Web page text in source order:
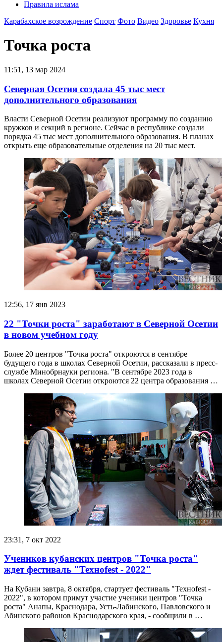
Правила ислама
Карабахское возрождение Спорт Фото Видео Здоровье Кухня
Точка роста
11:51, 13 мар 2024
Северная Осетия создала 45 тыс мест
дополнительного образования
Власти Северной Осетии реализуют программу по созданию
кружков и секций в регионе. Сейчас в республике создали
порядка 45 тыс мест дополнительного образования. В планах
открыть еще образовательные отделения на 20 тыс мест.
12:56, 17 янв 2023
22 "Точки роста" заработают в Северной Осетии
в новом учебном году
Более 20 центров "Точка роста" откроются в сентябре
будущего года в школах Северной Осетии, рассказали в пресс-
службе Минобрнауки региона. "В сентябре 2023 года в
школах Северной Осетии откроются 22 центра образования …
23:31, 7 окт 2022
Учеников кубанских центров "Точка роста"
ждет фестиваль "Техноfest - 2022"
На Кубани завтра, 8 октября, стартует фестиваль "Техноfest -
2022", в котором примут участие ученики центров "Точка
роста" Анапы, Краснодара, Усть-Лабинского, Павловского и
Абинского районов Краснодарского края, - сообщили в …